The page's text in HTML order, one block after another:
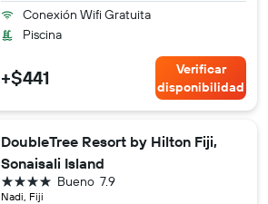
Conexión Wifi Gratuita
Piscina
+$441
Verificar
disponibilidad
DoubleTree Resort by Hilton Fiji,
Sonaisali Island
Nadi, Fiji
7.9
Bueno
4 estrellas